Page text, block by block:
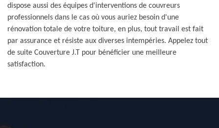
dispose aussi des équipes d'interventions de couvreurs
professionnels dans le cas où vous auriez besoin d'une
rénovation totale de votre toiture, en plus, tout travail est fait
par assurance et résiste aux diverses intempéries. Appelez tout
de suite Couverture J.T pour bénéficier une meilleure
satisfaction.